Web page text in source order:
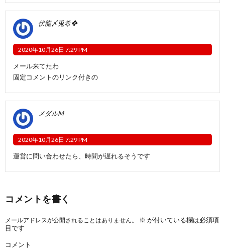
伏龍〆兎希❖
2020年10月26日 7:29 PM
メール来てたわ
固定コメントのリンク付きの
メダルM
2020年10月26日 7:29 PM
運営に問い合わせたら、時間が遅れるそうです
コメントを書く
メールアドレスが公開されることはありません。 ※ が付いている欄は必須項
目です
コメント